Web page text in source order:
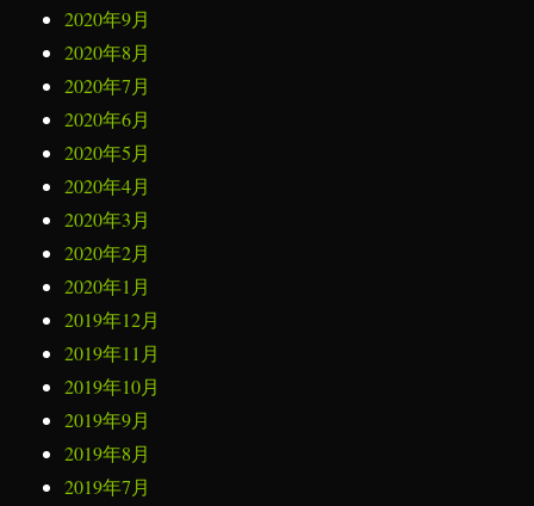
2020年9月
2020年8月
2020年7月
2020年6月
2020年5月
2020年4月
2020年3月
2020年2月
2020年1月
2019年12月
2019年11月
2019年10月
2019年9月
2019年8月
2019年7月